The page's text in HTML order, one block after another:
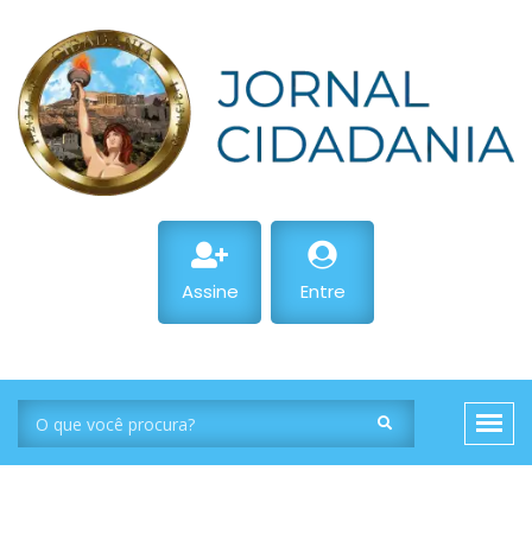
Assine Entre